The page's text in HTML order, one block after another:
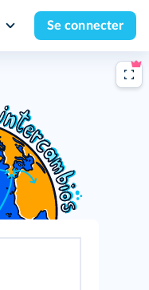
Se connecter